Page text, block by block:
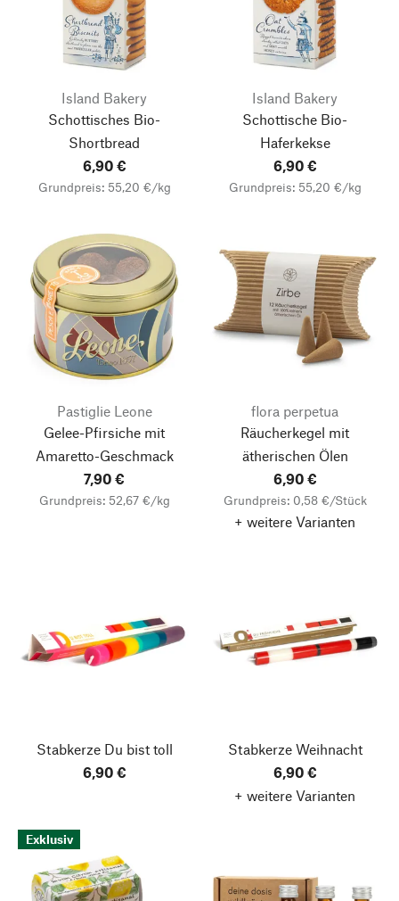
Island Bakery
Schottisches Bio-
Shortbread
6,90 €
Grundpreis: 55,20 €/kg
Island Bakery
Schottische Bio-
Haferkekse
6,90 €
Grundpreis: 55,20 €/kg
Pastiglie Leone
Gelee-Pfirsiche mit
Amaretto-Geschmack
7,90 €
Grundpreis: 52,67 €/kg
flora perpetua
Räucherkegel mit
ätherischen Ölen
6,90 €
Grundpreis: 0,58 €/Stück
+ weitere Varianten
Stabkerze Du bist toll
6,90 €
Stabkerze Weihnacht
6,90 €
+ weitere Varianten
Exklusiv